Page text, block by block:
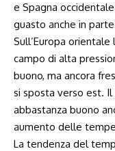
e Spagna
guasto anche in
Sull’Europa
campo di alta
buono, ma ancora
si sposta verso est.
abbastanza buono
aumento delle
La tendenza del